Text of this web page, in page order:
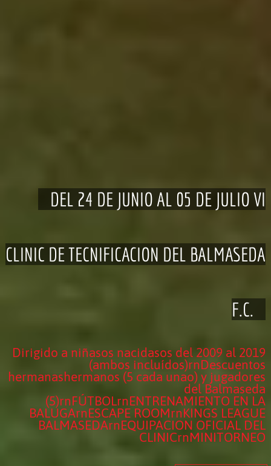
DEL 24 DE JUNIO AL 05 DE JULIO VI
CLINIC DE TECNIFICACION DEL BALMASEDA
F.C.
Dirigido a niñasos nacidasos del 2009 al 2019
(ambos incluídos)rnDescuentos
hermanashermanos (5 cada unao) y jugadores
del Balmaseda
(5)rnFÚTBOLrnENTRENAMIENTO EN LA
BALUGArnESCAPE ROOMrnKINGS LEAGUE
BALMASEDArnEQUIPACION OFICIAL DEL
CLINICrnMINITORNEO
Balmaseda
LEER MÁS
IV CLINIC DE TECNIFICACION BALMASEDA
FUTBOL CLUB
para nacidos desde el 2009 hasta el 2017
LEER MÁS
CONVOCATORIA DE ELECCIONES
LEER MÁS